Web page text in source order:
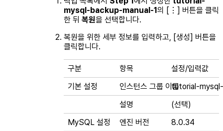
mysql-backup-manual-1의 [⋮] 버튼을 클릭
한 뒤 복원을 선택합니다.
복원을 위한 세부 정보를 입력하고, [생성] 버튼을
클릭합니다.
구분 항목
설정/입력값
기본 설정
인스턴스 그룹 이름tutorial-
설명
(선택)
MySQL 설정
엔진 버전
8.0.34